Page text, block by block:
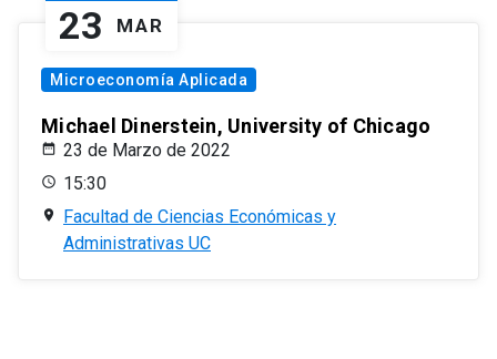
23 MAR
Microeconomía Aplicada
Michael Dinerstein, University of Chicago
23 de Marzo de 2022
15:30
Facultad de Ciencias Económicas y
Administrativas UC